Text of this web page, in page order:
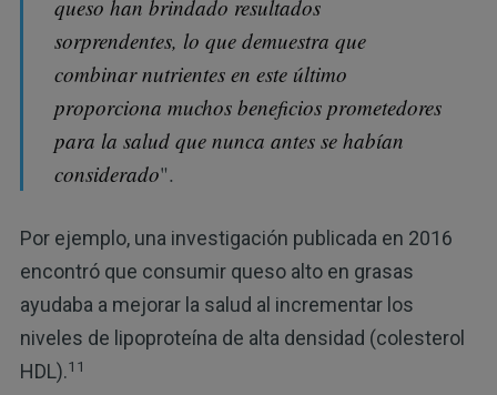
queso han brindado resultados
sorprendentes, lo que demuestra que
combinar nutrientes en este último
proporciona muchos beneficios prometedores
para la salud que nunca antes se habían
considerado".
Por ejemplo, una investigación publicada en 2016
encontró que consumir queso alto en grasas
ayudaba a mejorar la salud al incrementar los
niveles de lipoproteína de alta densidad (colesterol
HDL).11